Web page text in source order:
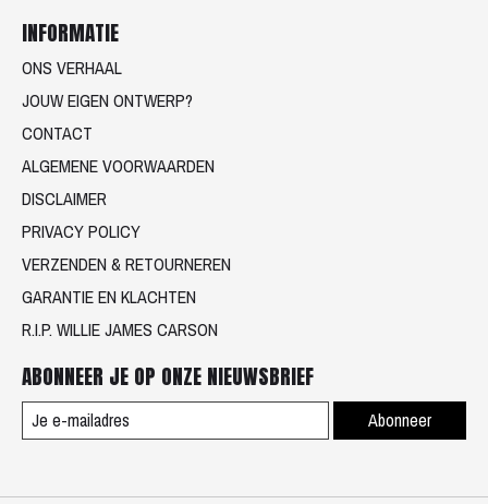
INFORMATIE
ONS VERHAAL
JOUW EIGEN ONTWERP?
CONTACT
ALGEMENE VOORWAARDEN
DISCLAIMER
PRIVACY POLICY
VERZENDEN & RETOURNEREN
GARANTIE EN KLACHTEN
R.I.P. WILLIE JAMES CARSON
ABONNEER JE OP ONZE NIEUWSBRIEF
Abonneer